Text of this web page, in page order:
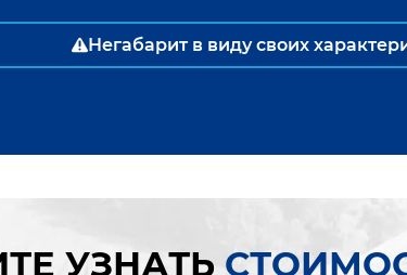
Негабарит в виду своих
УЗНАТЬ